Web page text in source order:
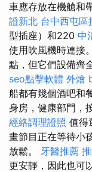
車應存放在機艙和
證新北 台中西屯區
型插座）和220 中
使用吹風機時連接
點，但它們設備齊
seo點擊軟體 外燴
船都有幾個酒吧和
身房，健康部門，
經絡調理證照 值得
畫節目正在等待小
放鬆。 牙醫推薦
更安靜，因此也可